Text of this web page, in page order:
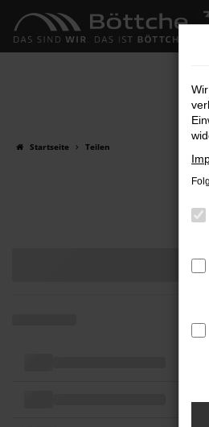
Zum
Hauptinhalt
springen
Startseite Teilen